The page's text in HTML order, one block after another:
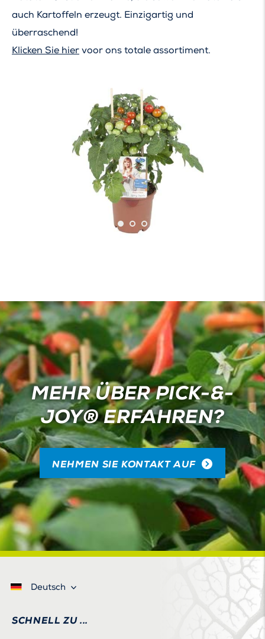
auch Kartoffeln erzeugt. Einzigartig und
überraschend!
Klicken Sie hier voor ons totale assortiment.
MEHR ÜBER PICK-&-
JOY® ERFAHREN?
NEHMEN SIE KONTAKT AUF
Deutsch
SCHNELL ZU ...